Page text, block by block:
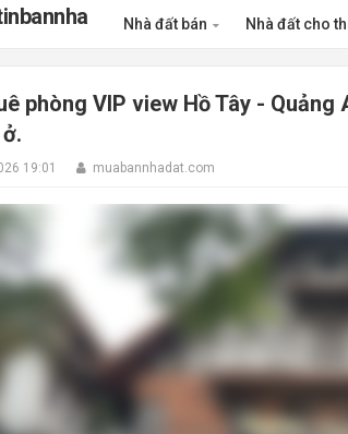
Nhà đất bán Nhà đất cho
phòng VIP view Hồ Tây - Quảng
19:01 muabannhadat.com